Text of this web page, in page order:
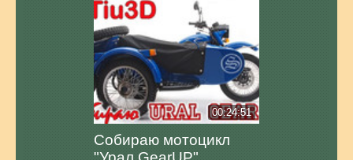
00:24:51
Собираю мотоцикл